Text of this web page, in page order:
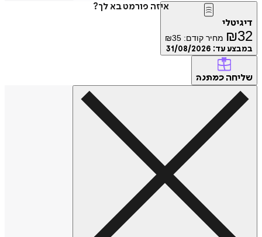
איזה פורמט בא לך?
דיגיטלי
₪32 מחיר קודם: ₪35
במבצע עד: 31/08/2026
שליחה כמתנה